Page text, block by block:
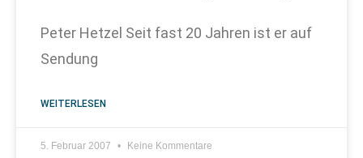
Peter Hetzel Seit fast 20 Jahren ist er auf
Sendung
WEITERLESEN
5. Februar 2007 Keine Kommentare